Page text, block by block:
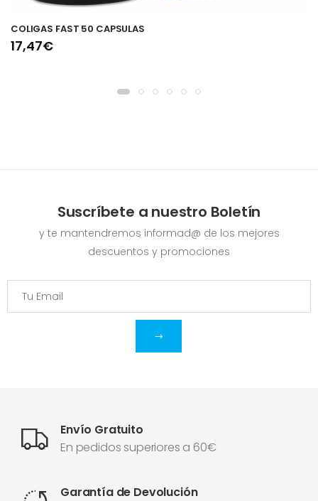
COLIGAS FAST 50 CAPSULAS
17,47€
Suscríbete a nuestro Boletín
y te mantendremos informad@ de los mejores
descuentos y promociones
Envío Gratuito
En pedidos superiores a 60€
Garantía de Devolución